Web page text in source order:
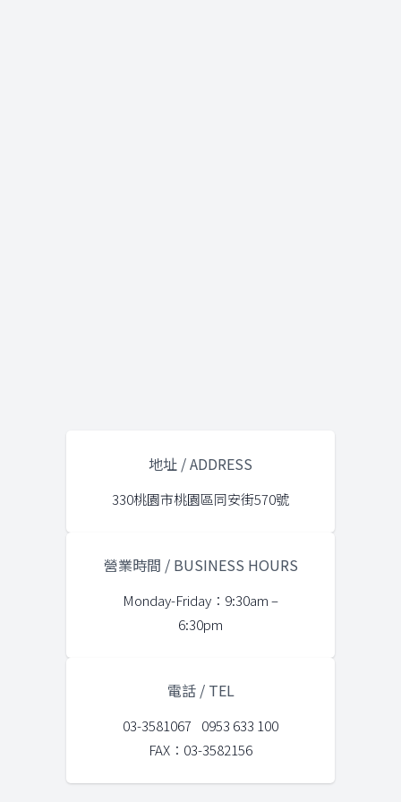
地址 / ADDRESS
330桃園市桃園區同安街570號
營業時間 / BUSINESS HOURS
Monday-Friday：9:30am –
6:30pm
電話 / TEL
03-3581067
0953 633 100
FAX：03-3582156